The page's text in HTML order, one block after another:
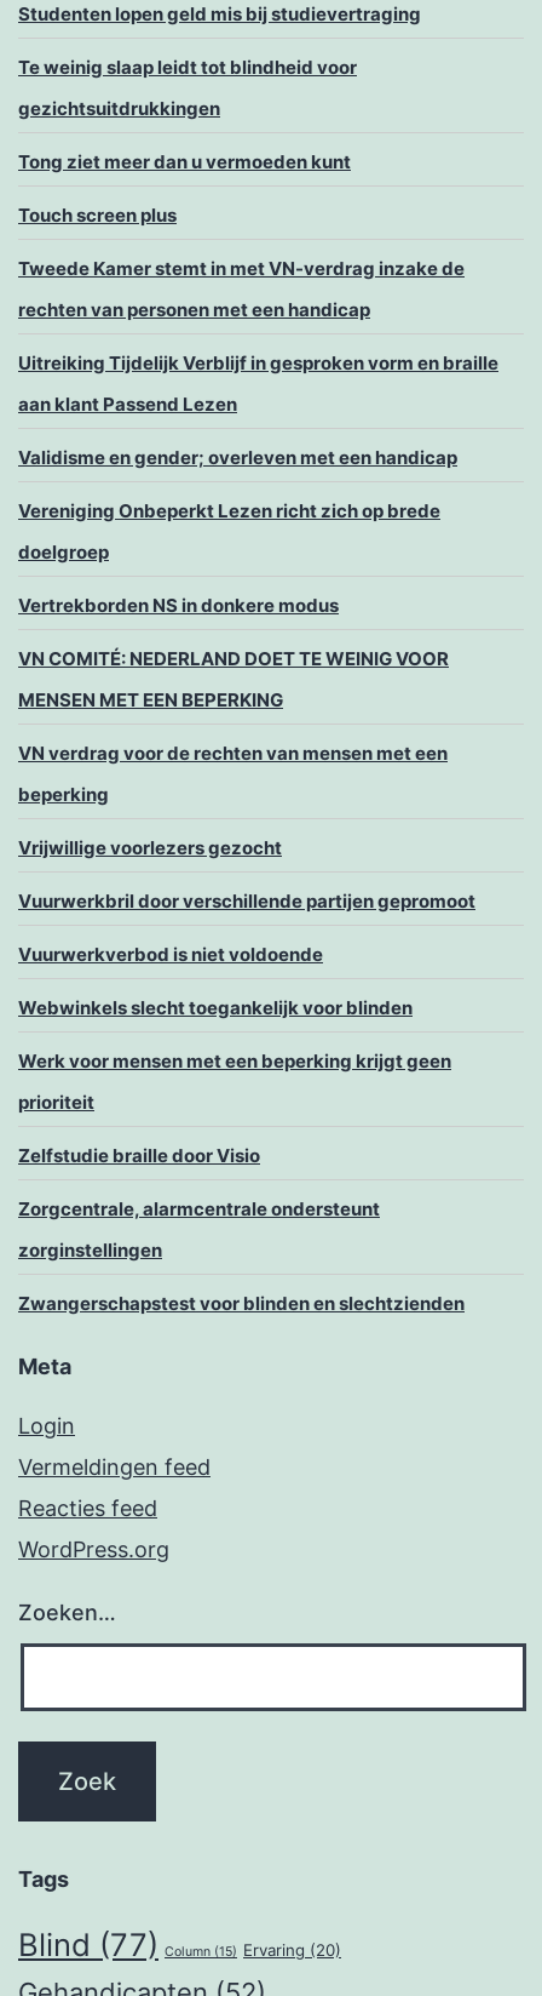
Studenten lopen geld mis bij studievertraging
Te weinig slaap leidt tot blindheid voor
gezichtsuitdrukkingen
Tong ziet meer dan u vermoeden kunt
Touch screen plus
Tweede Kamer stemt in met VN-verdrag inzake de
rechten van personen met een handicap
Uitreiking Tijdelijk Verblijf in gesproken vorm en braille
aan klant Passend Lezen
Validisme en gender; overleven met een handicap
Vereniging Onbeperkt Lezen richt zich op brede
doelgroep
Vertrekborden NS in donkere modus
VN COMITÉ: NEDERLAND DOET TE WEINIG VOOR
MENSEN MET EEN BEPERKING
VN verdrag voor de rechten van mensen met een
beperking
Vrijwillige voorlezers gezocht
Vuurwerkbril door verschillende partijen gepromoot
Vuurwerkverbod is niet voldoende
Webwinkels slecht toegankelijk voor blinden
Werk voor mensen met een beperking krijgt geen
prioriteit
Zelfstudie braille door Visio
Zorgcentrale, alarmcentrale ondersteunt
zorginstellingen
Zwangerschapstest voor blinden en slechtzienden
Meta
Login
Vermeldingen feed
Reacties feed
WordPress.org
Zoeken…
Tags
Blind (77) Column (15) Ervaring (20)